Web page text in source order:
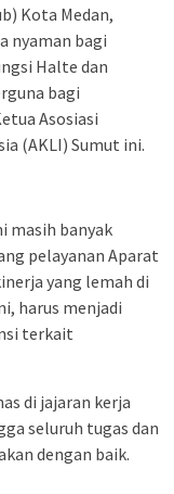
Kota Medan,
nyaman bagi
Halte dan
bagi
Asosiasi
(AKLI) Sumut ini.
masih banyak
pelayanan Aparat
yang lemah di
harus menjadi
terkait
di jajaran kerja
seluruh tugas dan
dengan baik.